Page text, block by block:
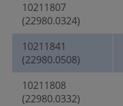
10211807
(22980.0324)
10211841
(22980.0508)
10211808
(22980.0332)